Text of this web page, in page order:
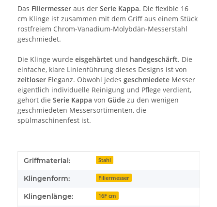
Das Filiermesser aus der Serie Kappa. Die flexible 16
cm Klinge ist zusammen mit dem Griff aus einem Stück
rostfreiem Chrom-Vanadium-Molybdän-Messerstahl
geschmiedet.
Die Klinge wurde eisgehärtet und handgeschärft. Die
einfache, klare Linienführung dieses Designs ist von
zeitloser Eleganz. Obwohl jedes geschmiedete Messer
eigentlich individuelle Reinigung und Pflege verdient,
gehört die Serie Kappa von Güde zu den wenigen
geschmiedeten Messersortimenten, die
spülmaschinenfest ist.
Produkteigenschaft
Wert
Griffmaterial: Stahl
Klingenform: Filiermesser
Klingenlänge: 16F cm